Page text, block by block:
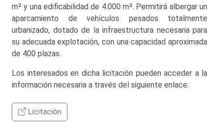
m² y una edificabilidad de 4.000 m². Permitirá albergar un
aparcamiento de vehículos pesados totalmente
urbanizado, dotado de la infraestructura necesaria para
su adecuada explotación, con una capacidad aproximada
de 400 plazas.
Los interesados en dicha licitación pueden acceder a la
información necesaria a través del siguiente enlace:
Licitación